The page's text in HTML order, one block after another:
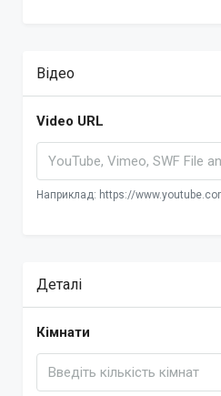
Відео
Video URL
Наприклад: https://
Деталі
Кімнати